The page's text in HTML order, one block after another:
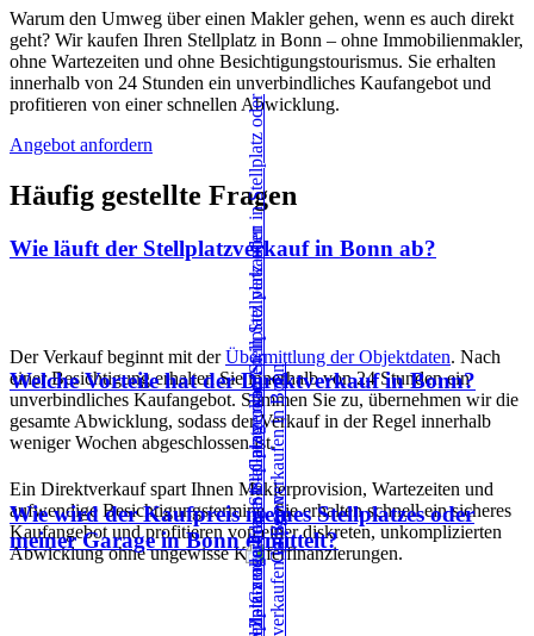
Warum den Umweg über einen Makler gehen, wenn es auch direkt
geht? Wir kaufen Ihren Stellplatz in Bonn – ohne Immobilienmakler,
ohne Wartezeiten und ohne Besichtigungstourismus. Sie erhalten
innerhalb von 24 Stunden ein unverbindliches Kaufangebot und
profitieren von einer schnellen Abwicklung.
Angebot anfordern
Häufig gestellte Fragen
Wie läuft der Stellplatzverkauf in Bonn ab?
Der Verkauf beginnt mit derÜbermittlung der Objektdaten. Nach
einer Besichtigung erhalten Sie innerhalb von 24 Stunden ein
unverbindliches Kaufangebot. Stimmen Sie zu, übernehmen wir die
gesamte Abwicklung, sodass der Verkauf in der Regel innerhalb
weniger Wochen abgeschlossen ist.
Welche Vorteile hat der Direktverkauf in Bonn?
Ein Direktverkauf spart Ihnen Maklerprovision, Wartezeiten und
aufwendige Besichtigungstermine. Sie erhalten schnell ein sicheres
Kaufangebot und profitieren von einer diskreten, unkomplizierten
Abwicklung ohne ungewisse Käuferfinanzierungen.
Wie wird der Kaufpreis meines Stellplatzes oder
meiner Garage in Bonn ermittelt?